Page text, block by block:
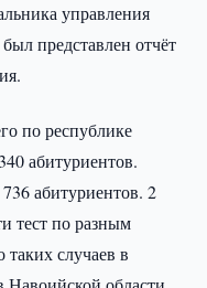
управления
представлен отчёт
по республике
абитуриентов.
абитуриентов. 2
тест по разным
случаев в